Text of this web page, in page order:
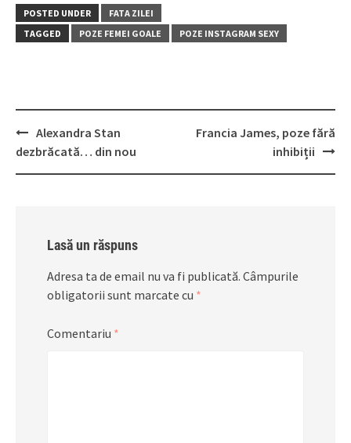
POSTED UNDER
FATA ZILEI
TAGGED
POZE FEMEI GOALE POZE INSTAGRAM SEXY
Post
navigation
Alexandra Stan
dezbrăcată… din nou
Francia James, poze fără
inhibiții
Lasă un răspuns
Adresa ta de email nu va fi publicată. Câmpurile
obligatorii sunt marcate cu *
Comentariu *